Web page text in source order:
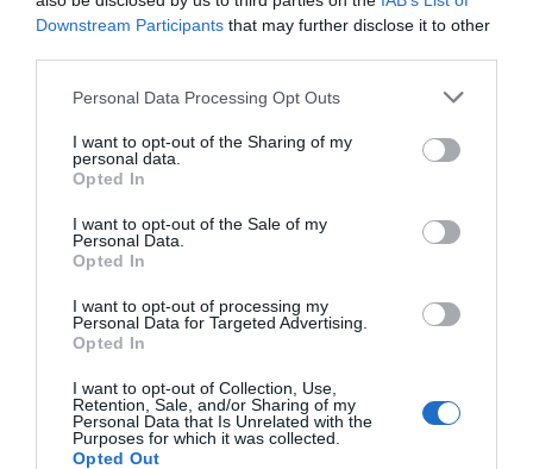
Downstream Participants that may further disclose it to other
Please note that this website/app uses one or more Google
not limited to your visit or usage behaviour. You may click to
grant or deny consent to Google and its third-party tags to
use your data for below specified purposes in below Google
consent section.
Personal Data Processing Opt Outs
I want to opt-out of the Sharing of my
personal data.
Opted In
I want to opt-out of the Sale of my
Personal Data.
Opted In
I want to opt-out of processing my
Personal Data for Targeted Advertising.
Opted In
I want to opt-out of Collection, Use,
Retention, Sale, and/or Sharing of my
Personal Data that Is Unrelated with the
Purposes for which it was collected.
Opted Out